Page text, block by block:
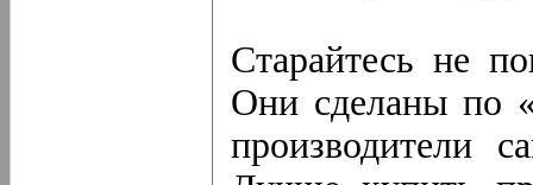
Старайтесь не
Они сделаны по
производители